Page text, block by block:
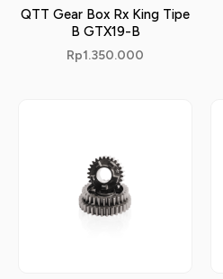
QTT Gear Box Rx King Tipe
B GTX19-B
Rp1.350.000